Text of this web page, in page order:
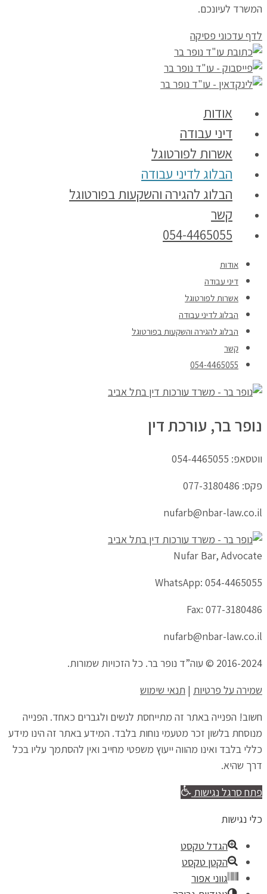
המשרד לעיונכם.
לדף עדכוני פסיקה
אודות
דיני עבודה
אשרות לפורטוגל
הבלוג לדיני עבודה
הבלוג להגירה והשקעות בפורטוגל
קשר
054-4465055
אודות
דיני עבודה
אשרות לפורטוגל
הבלוג לדיני עבודה
הבלוג להגירה והשקעות בפורטוגל
קשר
054-4465055
נופר בר, עורכת דין
ווטסאפ: 054-4465055
פקס: 077-3180486
nufarb@nbar-law.co.il
Nufar Bar, Advocate
WhatsApp: 054-4465055
Fax: 077-3180486
nufarb@nbar-law.co.il
2016-2024 © עוה”ד נופר בר. כל הזכויות שמורות.
שמירה על פרטיות | תנאי שימוש
חשוב! הפנייה באתר זה מתייחסת לנשים ולגברים כאחד. הפנייה
מנוסחת בלשון זכר מטעמי נוחות בלבד. המידע באתר זה הינו מידע
כללי בלבד ואינו מהווה ייעוץ משפטי מחייב ואין להסתמך עליו בכל
דרך שהיא.
פתח סרגל נגישות
כלי נגישות
הגדל טקסט
הקטן טקסט
גווני אפור